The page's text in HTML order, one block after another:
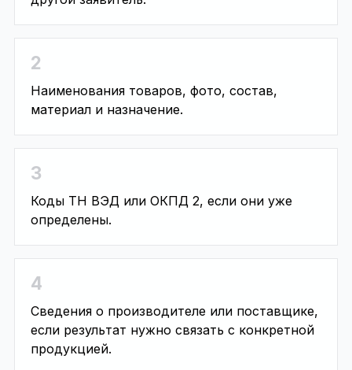
2
Наименования товаров, фото, состав,
материал и назначение.
3
Коды ТН ВЭД или ОКПД 2, если они уже
определены.
4
Сведения о производителе или поставщике,
если результат нужно связать с конкретной
продукцией.